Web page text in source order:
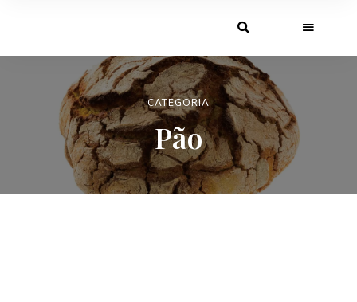
CATEGORIA
Pão